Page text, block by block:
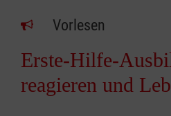
Vorlesen
Erste-Hilfe-
reagieren und